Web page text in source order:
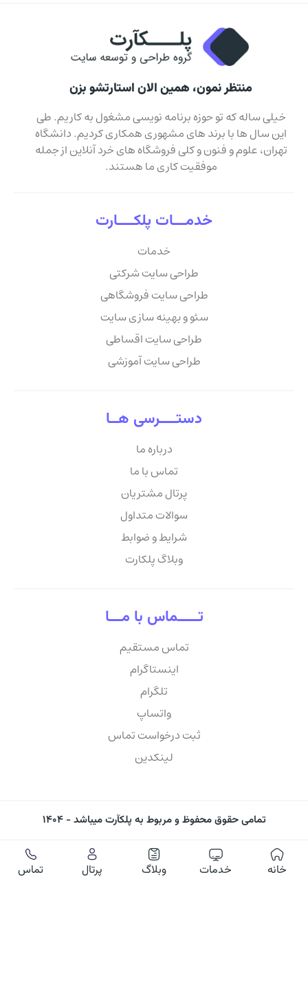
منتظر نمون، همین الان استارتشو بزن
خیلی ساله که تو حوزه برنامه نویسی مشغول به کاریم. طی
این سال ها با برند های مشهوری همکاری کردیم. دانشگاه
تهران، علوم و فنون و کلی فروشگاه های خرد آنلاین از جمله
موفقیت کاری ما هستند.
خدمـــات پلکــــارت
خدمات
طراحی سایت شرکتی
طراحی سایت فروشگاهی
سئو و بهینه سازی سایت
طراحی سایت اقساطی
طراحی سایت آموزشی
دستــــرسی هــا
درباره ما
تماس با ما
پرتال مشتریان
سوالات متداول
شرایط و ضوابط
وبلاگ پلکارت
تـــــماس با مـــا
تماس مستقیم
اینستاگرام
تلگرام
واتساپ
ثبت درخواست تماس
لینکدین
تمامی حقوق محفوظ و مربوط به پلکآرت میباشد - ۱۴۰۴
خانه خدمات وبلاگ پرتال تماس